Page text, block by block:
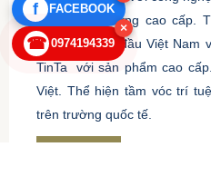
f FACEBOOK
×
☎ 0974194339
phẩm chất lượng cao cấp.
Công ty hàng đầu Việt Nam
TinTa
với sản phẩm cao
Việt. Thể hiện tầm vóc trí tuệ
trên trường quốc tế.